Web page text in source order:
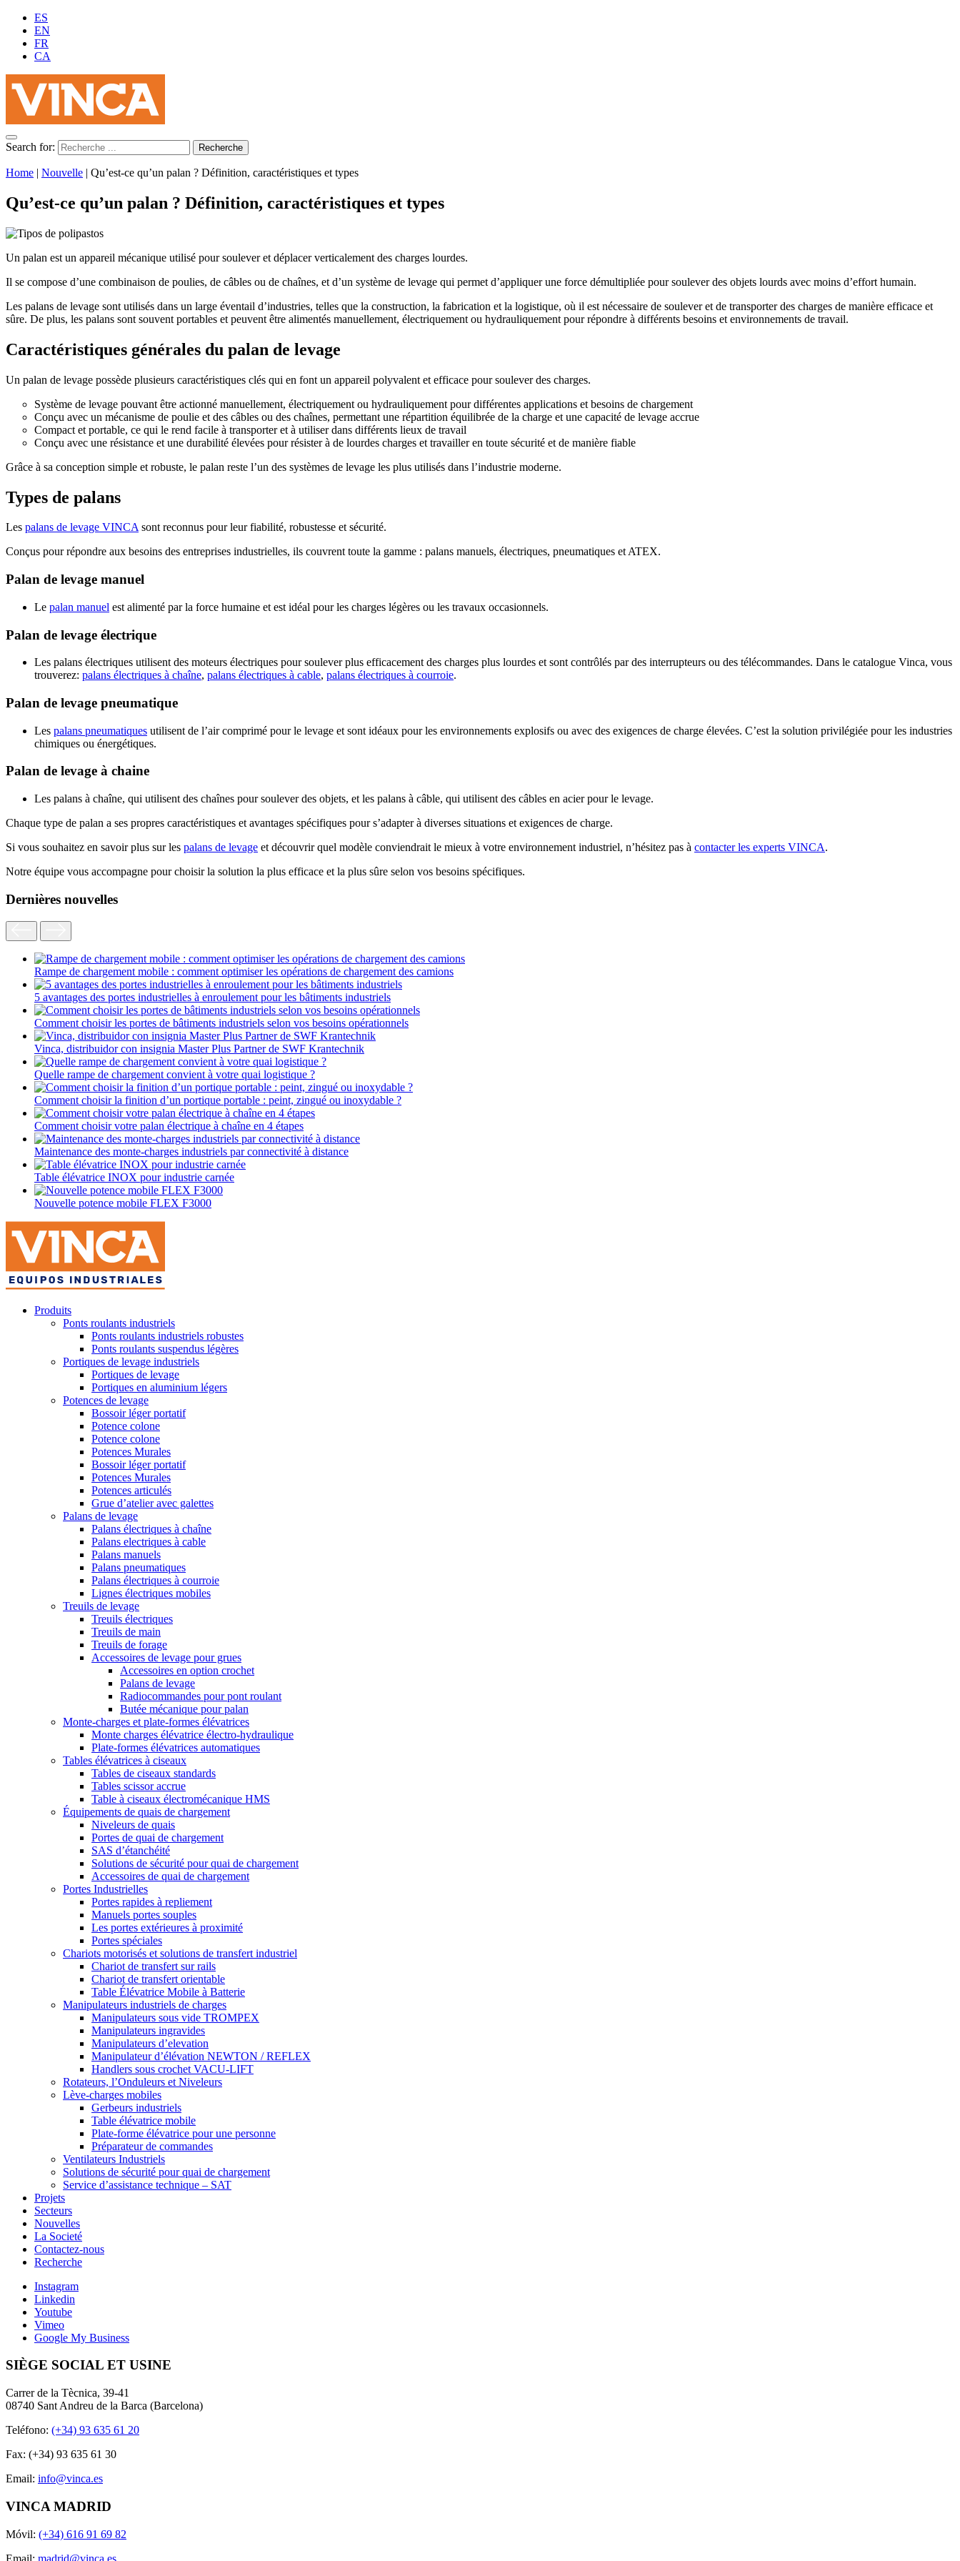
ES
EN
FR
CA
Search for:
Home | Nouvelle | Qu’est-ce qu’un palan ? Définition, caractéristiques et types
Qu’est-ce qu’un palan ? Définition, caractéristiques et types
Un palan est un appareil mécanique utilisé pour soulever et déplacer verticalement des charges lourdes.
Il se compose d’une combinaison de poulies, de câbles ou de chaînes, et d’un système de levage qui permet d’appliquer une force démultipliée pour soulever des objets lourds avec moins d’effort humain.
Les palans de levage sont utilisés dans un large éventail d’industries, telles que la construction, la fabrication et la logistique, où il est nécessaire de soulever et de transporter des charges de manière efficace et
sûre. De plus, les palans sont souvent portables et peuvent être alimentés manuellement, électriquement ou hydrauliquement pour répondre à différents besoins et environnements de travail.
Caractéristiques générales du palan de levage
Un palan de levage possède plusieurs caractéristiques clés qui en font un appareil polyvalent et efficace pour soulever des charges.
Système de levage pouvant être actionné manuellement, électriquement ou hydrauliquement pour différentes applications et besoins de chargement
Conçu avec un mécanisme de poulie et des câbles ou des chaînes, permettant une répartition équilibrée de la charge et une capacité de levage accrue
Compact et portable, ce qui le rend facile à transporter et à utiliser dans différents lieux de travail
Conçu avec une résistance et une durabilité élevées pour résister à de lourdes charges et travailler en toute sécurité et de manière fiable
Grâce à sa conception simple et robuste, le palan reste l’un des systèmes de levage les plus utilisés dans l’industrie moderne.
Types de palans
Les palans de levage VINCAsont reconnus pour leur fiabilité, robustesse et sécurité.
Conçus pour répondre aux besoins des entreprises industrielles, ils couvrent toute la gamme : palans manuels, électriques, pneumatiques et ATEX.
Palan de levage manuel
Le palan manuel est alimenté par la force humaine et est idéal pour les charges légères ou les travaux occasionnels.
Palan de levage électrique
Les palans électriques utilisent des moteurs électriques pour soulever plus efficacement des charges plus lourdes et sont contrôlés par des interrupteurs ou des télécommandes. Dans le catalogue Vinca, vous
trouverez: palans électriques à chaîne, palans électriques à cable, palans électriques à courroie.
Palan de levage pneumatique
Les palans pneumatiques utilisent de l’air comprimé pour le levage et sont idéaux pour les environnements explosifs ou avec des exigences de charge élevées. C’est la solution privilégiée pour les industries
chimiques ou énergétiques.
Palan de levage à chaine
Les palans à chaîne, qui utilisent des chaînes pour soulever des objets, et les palans à câble, qui utilisent des câbles en acier pour le levage.
Chaque type de palan a ses propres caractéristiques et avantages spécifiques pour s’adapter à diverses situations et exigences de charge.
Si vous souhaitez en savoir plus sur les palans de levage et découvrir quel modèle conviendrait le mieux à votre environnement industriel, n’hésitez pas à contacter les experts VINCA.
Notre équipe vous accompagne pour choisir la solution la plus efficace et la plus sûre selon vos besoins spécifiques.
Dernières nouvelles
Rampe de chargement mobile : comment optimiser les opérations de chargement des camions
5 avantages des portes industrielles à enroulement pour les bâtiments industriels
Comment choisir les portes de bâtiments industriels selon vos besoins opérationnels
Vinca, distribuidor con insignia Master Plus Partner de SWF Krantechnik
Quelle rampe de chargement convient à votre quai logistique ?
Comment choisir la finition d’un portique portable : peint, zingué ou inoxydable ?
Comment choisir votre palan électrique à chaîne en 4 étapes
Maintenance des monte-charges industriels par connectivité à distance
Table élévatrice INOX pour industrie carnée
Nouvelle potence mobile FLEX F3000
Produits
Ponts roulants industriels
Ponts roulants industriels robustes
Ponts roulants suspendus légères
Portiques de levage industriels
Portiques de levage
Portiques en aluminium légers
Potences de levage
Bossoir léger portatif
Potence colone
Potence colone
Potences Murales
Bossoir léger portatif
Potences Murales
Potences articulés
Grue d’atelier avec galettes
Palans de levage
Palans électriques à chaîne
Palans electriques à cable
Palans manuels
Palans pneumatiques
Palans électriques à courroie
Lignes électriques mobiles
Treuils de levage
Treuils électriques
Treuils de main
Treuils de forage
Accessoires de levage pour grues
Accessoires en option crochet
Palans de levage
Radiocommandes pour pont roulant
Butée mécanique pour palan
Monte-charges et plate-formes élévatrices
Monte charges élévatrice électro-hydraulique
Plate-formes élévatrices automatiques
Tables élévatrices à ciseaux
Tables de ciseaux standards
Tables scissor accrue
Table à ciseaux électromécanique HMS
Équipements de quais de chargement
Niveleurs de quais
Portes de quai de chargement
SAS d’étanchéité
Solutions de sécurité pour quai de chargement
Accessoires de quai de chargement
Portes Industrielles
Portes rapides à repliement
Manuels portes souples
Les portes extérieures à proximité
Portes spéciales
Chariots motorisés et solutions de transfert industriel
Chariot de transfert sur rails
Chariot de transfert orientable
Table Élévatrice Mobile à Batterie
Manipulateurs industriels de charges
Manipulateurs sous vide TROMPEX
Manipulateurs ingravides
Manipulateurs d’elevation
Manipulateur d’élévation NEWTON / REFLEX
Handlers sous crochet VACU-LIFT
Rotateurs, l’Onduleurs et Niveleurs
Lève-charges mobiles
Gerbeurs industriels
Table élévatrice mobile
Plate-forme élévatrice pour une personne
Préparateur de commandes
Ventilateurs Industriels
Solutions de sécurité pour quai de chargement
Service d’assistance technique – SAT
Projets
Secteurs
Nouvelles
La Societé
Contactez-nous
Recherche
Instagram
Linkedin
Youtube
Vimeo
Google My Business
SIÈGE SOCIAL ET USINE
Carrer de la Tècnica, 39-41
08740 Sant Andreu de la Barca (Barcelona)
Teléfono: (+34) 93 635 61 20
Fax: (+34) 93 635 61 30
Email: info@vinca.es
VINCA MADRID
Móvil: (+34) 616 91 69 82
Email: madrid@vinca.es